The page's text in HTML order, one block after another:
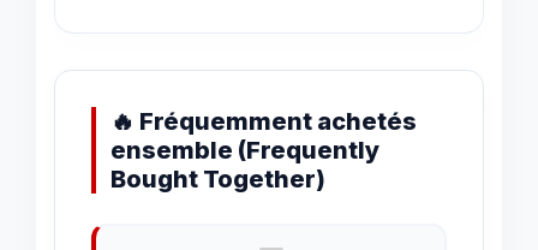
🔥 Fréquemment achetés
ensemble (Frequently
Bought Together)